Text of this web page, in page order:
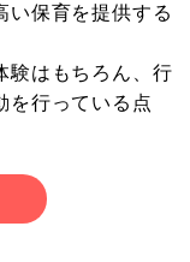
い保育を提供する
験はもちろん、行
を行っている点